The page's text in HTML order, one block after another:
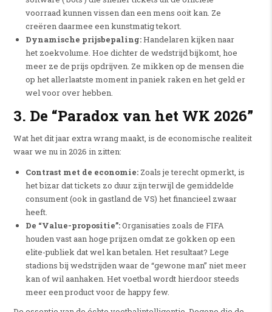
voorraad kunnen vissen dan een mens ooit kan. Ze
creëren daarmee een kunstmatig tekort.
Dynamische prijsbepaling:Handelaren kijken naar
het zoekvolume. Hoe dichter de wedstrijd bijkomt, hoe
meer ze de prijs opdrijven. Ze mikken op de mensen die
op het allerlaatste moment in paniek raken en het geld er
wel voor over hebben.
3. De “Paradox van het WK 2026”
Wat het dit jaar extra wrang maakt, is de economische realiteit
waar we nu in 2026 in zitten:
Contrast met de economie:Zoals je terecht opmerkt, is
het bizar dat tickets zo duur zijn terwijl de gemiddelde
consument (ook in gastland de VS) het financieel zwaar
heeft.
De “Value-propositie”:Organisaties zoals de FIFA
houden vast aan hoge prijzen omdat ze gokken op een
elite-publiek dat wel kan betalen. Het resultaat? Lege
stadions bij wedstrijden waar de “gewone man” niet meer
kan of wil aanhaken. Het voetbal wordt hierdoor steeds
meer een product voor de happy few.